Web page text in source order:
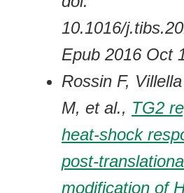
10.1016/
Epub 2016 Oct
Rossin F,
M, et al., TG2
heat-shock
post-
modification of